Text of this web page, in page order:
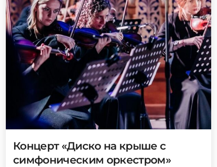
Концерт «Диско на крыше с
симфоническим оркестром»